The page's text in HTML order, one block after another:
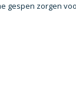
gespen zorgen